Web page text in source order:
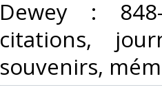
Dewey :
citations,
souvenirs,